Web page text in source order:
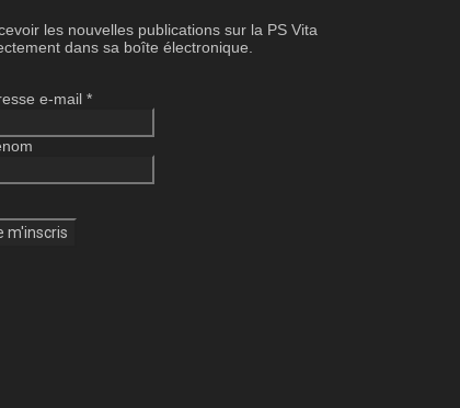
les nouvelles publications sur la PS Vita
dans sa boîte électronique.
e-mail *